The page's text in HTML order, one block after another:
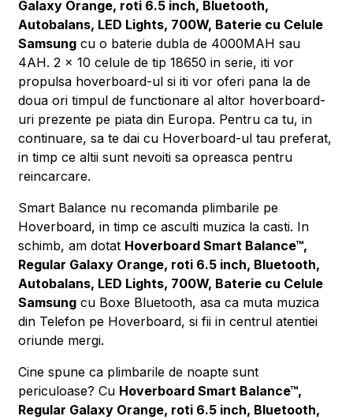
Galaxy Orange, roti 6.5 inch, Bluetooth,
Autobalans, LED Lights, 700W, Baterie cu Celule
Samsung cu o baterie dubla de 4000MAH sau
4AH. 2 x 10 celule de tip 18650 in serie, iti vor
propulsa hoverboard-ul si iti vor oferi pana la de
doua ori timpul de functionare al altor hoverboard-
uri prezente pe piata din Europa. Pentru ca tu, in
continuare, sa te dai cu Hoverboard-ul tau preferat,
in timp ce altii sunt nevoiti sa opreasca pentru
reincarcare.
Smart Balance nu recomanda plimbarile pe
Hoverboard, in timp ce asculti muzica la casti. In
schimb, am dotat Hoverboard Smart Balance™,
Regular Galaxy Orange, roti 6.5 inch, Bluetooth,
Autobalans, LED Lights, 700W, Baterie cu Celule
Samsung cu Boxe Bluetooth, asa ca muta muzica
din Telefon pe Hoverboard, si fii in centrul atentiei
oriunde mergi.
Cine spune ca plimbarile de noapte sunt
periculoase? Cu Hoverboard Smart Balance™,
Regular Galaxy Orange, roti 6.5 inch, Bluetooth,